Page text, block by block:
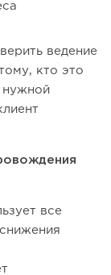
ведение
кто это
нужной
все